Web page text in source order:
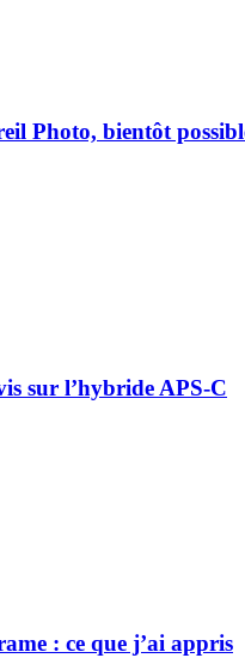
Photo, bientôt
sur l’hybride APS-C
: ce que j’ai appris